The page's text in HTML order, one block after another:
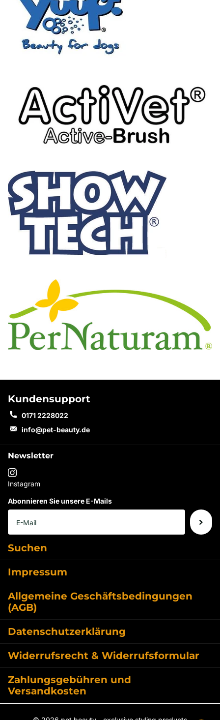
Kundensupport
0171 2228022
info@pet-beauty.de
Newsletter
Instagram
Abonnieren Sie unsere E-Mails
Suchen
Impressum
Allgemeine Geschäftsbedingungen
(AGB)
Datenschutzerklärung
Widerrufsrecht & Widerrufsformular
Zahlungsgebühren und
Versandkosten